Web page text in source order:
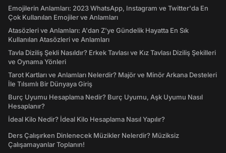
Emojilerin Anlamları: 2023 WhatsApp, Instagram ve Twitter'da En
Çok Kullanılan Emojiler ve Anlamları
Atasözleri ve Anlamları: A'dan Z'ye Gündelik Hayatta En Sık
Kullanılan Atasözleri ve Anlamları
Tavla Diziliş Şekli Nasıldır? Erkek Tavlası ve Kız Tavlası Diziliş Şekilleri
ve Oynama Yönleri
Tarot Kartları ve Anlamları Nelerdir? Majör ve Minör Arkana Desteleri
İle Tılsımlı Bir Dünyaya Giriş
Burç Uyumu Hesaplama Nedir? Burç Uyumu, Aşk Uyumu Nasıl
Hesaplanır?
İdeal Kilo Nedir? İdeal Kilo Hesaplama Nasıl Yapılır?
Ders Çalışırken Dinlenecek Müzikler Nelerdir? Müziksiz
Çalışamayanlar Toplanın!